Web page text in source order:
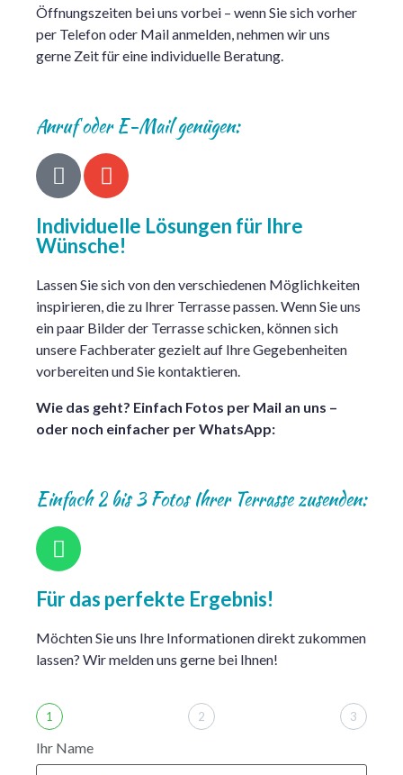
Öffnungszeiten bei uns vorbei – wenn Sie sich vorher
per Telefon oder Mail anmelden, nehmen wir uns
gerne Zeit für eine individuelle Beratung.
Anruf oder E-Mail genügen:
Individuelle Lösungen für Ihre
Wünsche!
Lassen Sie sich von den verschiedenen Möglichkeiten
inspirieren, die zu Ihrer Terrasse passen. Wenn Sie uns
ein paar Bilder der Terrasse schicken, können sich
unsere Fachberater gezielt auf Ihre Gegebenheiten
vorbereiten und Sie kontaktieren.
Wie das geht? Einfach Fotos per Mail an uns –
oder noch einfacher per WhatsApp:
Einfach 2 bis 3 Fotos Ihrer Terrasse zusenden:
Für das perfekte Ergebnis!
Möchten Sie uns Ihre Informationen direkt zukommen
lassen? Wir melden uns gerne bei Ihnen!
1 2 3
Ihr Name